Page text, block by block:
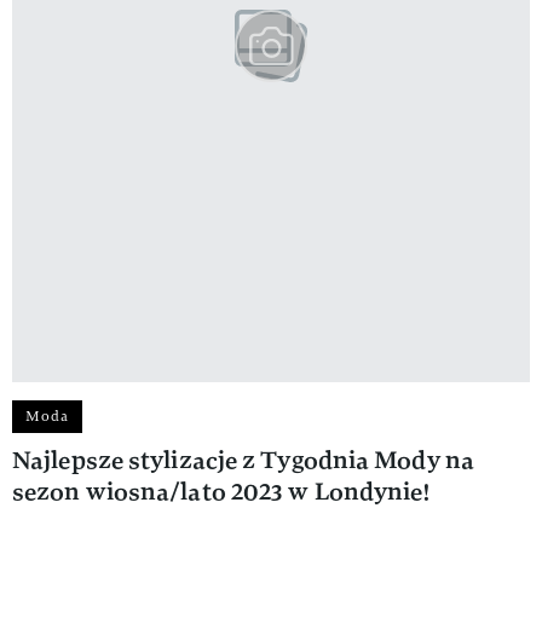
Moda
Najlepsze stylizacje z Tygodnia Mody na
sezon wiosna/lato 2023 w Londynie!